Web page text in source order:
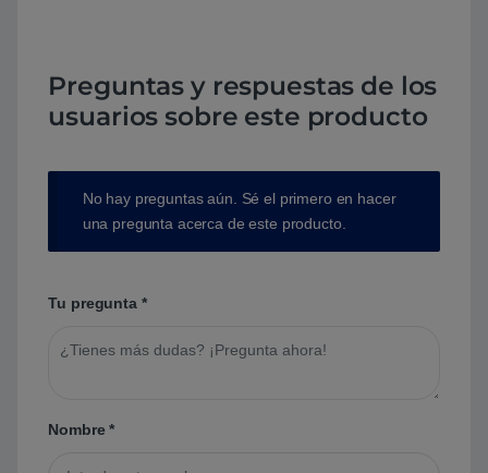
Preguntas y respuestas de los
usuarios sobre este producto
No hay preguntas aún. Sé el primero en hacer
una pregunta acerca de este producto.
Tu pregunta *
Nombre*